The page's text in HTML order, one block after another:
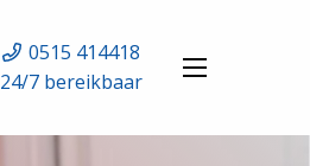
0515 414418
24/7 bereikbaar